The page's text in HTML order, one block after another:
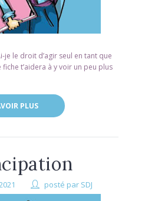
je le droit d’agir seul en tant que
fiche t’aidera à y voir un peu plus
PLUS
posté par SDJ